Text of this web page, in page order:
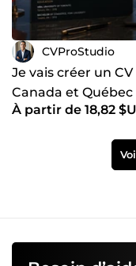
CVProStudio
Je vais créer un
Canada et Québec
À partir de 18,82